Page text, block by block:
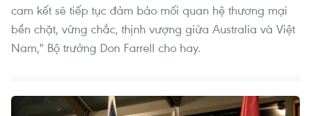
cam kết sẽ tiếp tục đảm bảo mối quan hệ thương mại
bền chặt, vững chắc, thịnh vượng giữa Australia và Việt
Nam," Bộ trưởng Don Farrell cho hay.